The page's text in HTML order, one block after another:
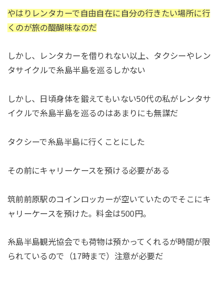
やはりレンタカーで自由自在に自分の行きたい場所に行
くのが旅の醍醐味なのだ
しかし、レンタカーを借りれない以上、タクシーやレン
タサイクルで糸島半島を巡るしかない
しかし、日頃身体を鍛えてもいない50代の私がレンタサ
イクルで糸島半島を巡るのはあまりにも無謀だ
タクシーで糸島半島に行くことにした
その前にキャリーケースを預ける必要がある
筑前前原駅のコインロッカーが空いていたのでそこにキ
ャリーケースを預けた。料金は500円。
糸島半島観光協会でも荷物は預かってくれるが時間が限
られているので（17時まで）注意が必要だ